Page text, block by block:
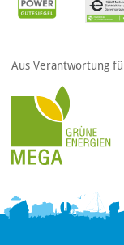
Aus Verantwortung